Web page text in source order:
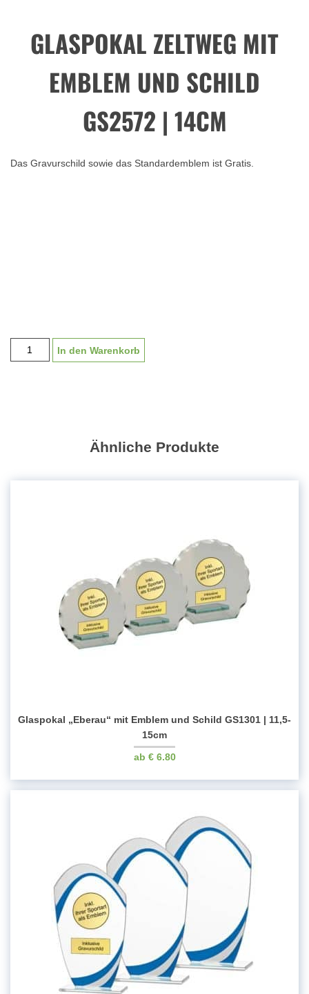
GLASPOKAL ZELTWEG MIT
EMBLEM UND SCHILD
GS2572 | 14CM
Das Gravurschild sowie das Standardemblem ist Gratis.
Glaspokal
Zeltweg
Menge
In den Warenkorb
Ähnliche Produkte
Glaspokal „Eberau“ mit Emblem und Schild GS1301 | 11,5-
15cm
€6.80